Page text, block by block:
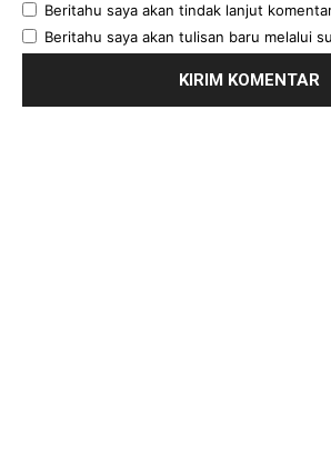
Beritahu saya akan tindak lanjut
Beritahu saya akan tulisan baru melalui